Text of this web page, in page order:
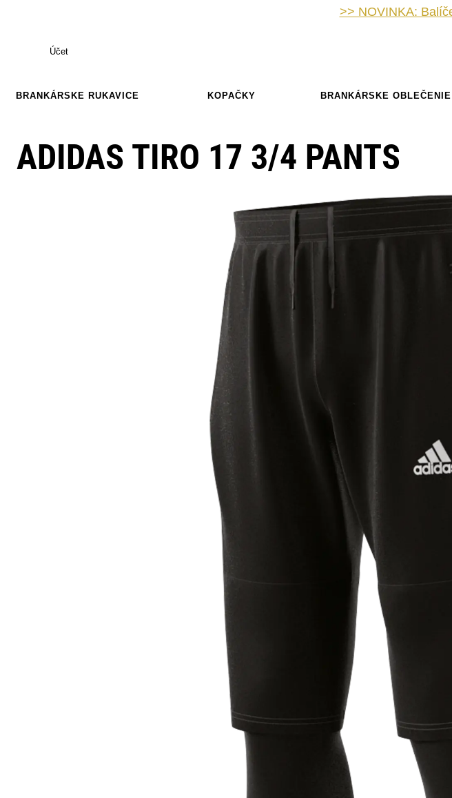
>> NOVINKA:
Účet
BRANKÁRSKE RUKAVICE KOPAČKY BRANKÁRSKE OBLEČENIE
ADIDAS TIRO 17 3/4 PANTS